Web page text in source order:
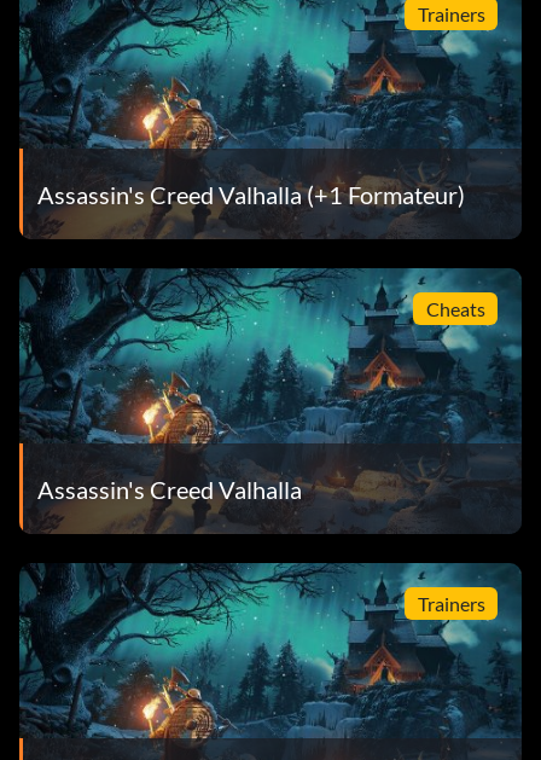
Trainers
Assassin's Creed Valhalla (+1 Formateur)
Cheats
Assassin's Creed Valhalla
Trainers